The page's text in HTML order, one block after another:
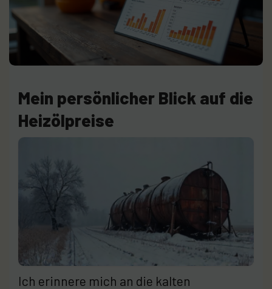
Mein persönlicher Blick auf die
Heizölpreise
Ich erinnere mich an die kalten